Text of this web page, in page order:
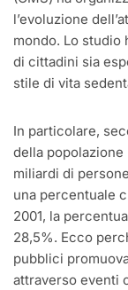
l’evoluzione
mondo. Lo studio
di cittadini sia
stile di vita
In particolare,
della popolazione
miliardi di
una percentuale
2001, la
28,5%. Ecco
pubblici
attraverso eventi